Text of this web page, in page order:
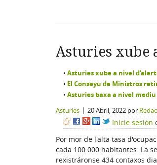
Asturies xube
Asturies xube a nivel
El Conseyu de Ministros
Asturies baxa a nivel mediu
Asturies | 20 Abril, 2022 por
Inicie sesión
Por mor de l'alta tasa
cada 100.000 habitantes. La
rexistráronse 434 contaxos